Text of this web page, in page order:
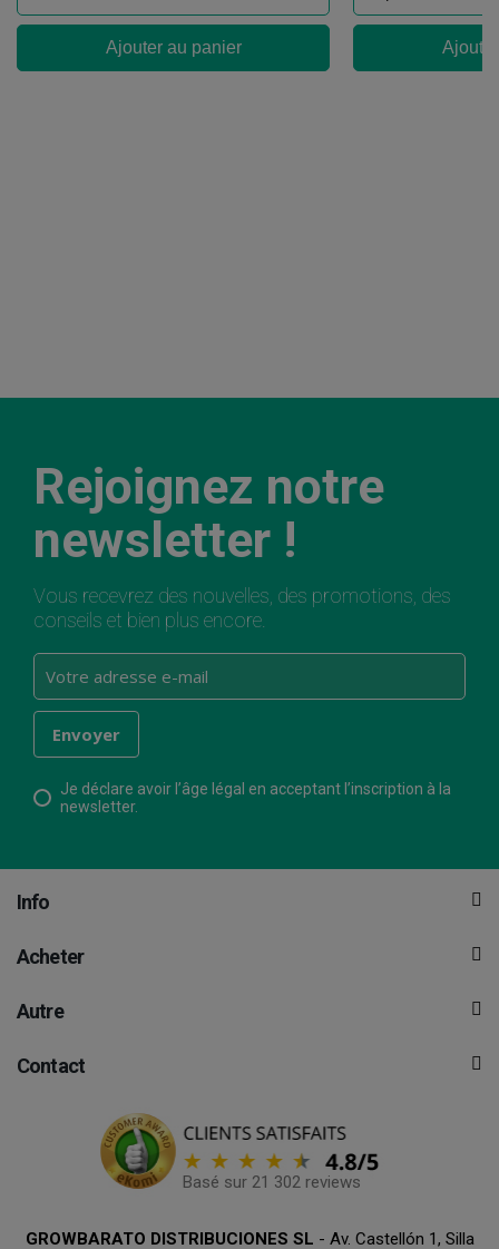
Ajouter au panier
Rejoignez notre
newsletter !
Vous recevrez des nouvelles, des promotions, des
conseils et bien plus encore.
Je déclare avoir l’âge légal en acceptant l’inscription à la
newsletter.
Info
Acheter
Autre
Contact
Basé sur 21 302 reviews
GROWBARATO DISTRIBUCIONES SL - Av. Castellón 1, Silla